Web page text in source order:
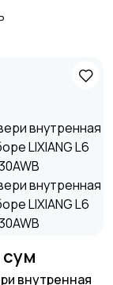
сум
внутренная